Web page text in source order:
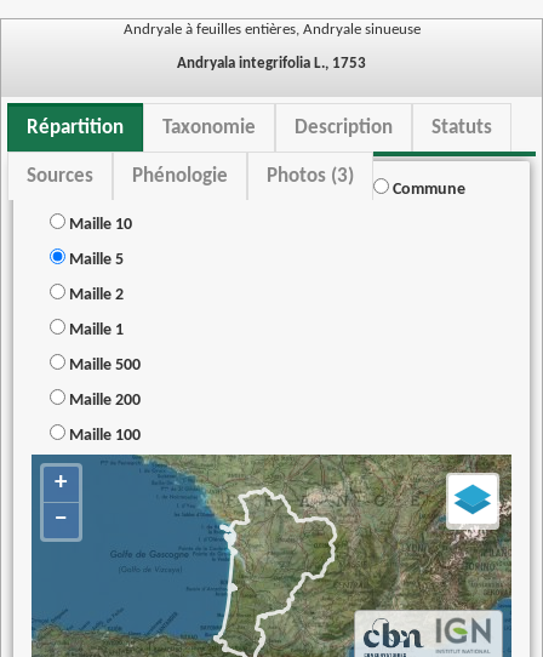
Andryale à feuilles entières, Andryale sinueuse
Andryala integrifolia L., 1753
Répartition Taxonomie Description Statuts
Sources Phénologie Photos (3)
Commune
Maille 10
Maille 5
Maille 2
Maille 1
Maille 500
Maille 200
Maille 100
+
−